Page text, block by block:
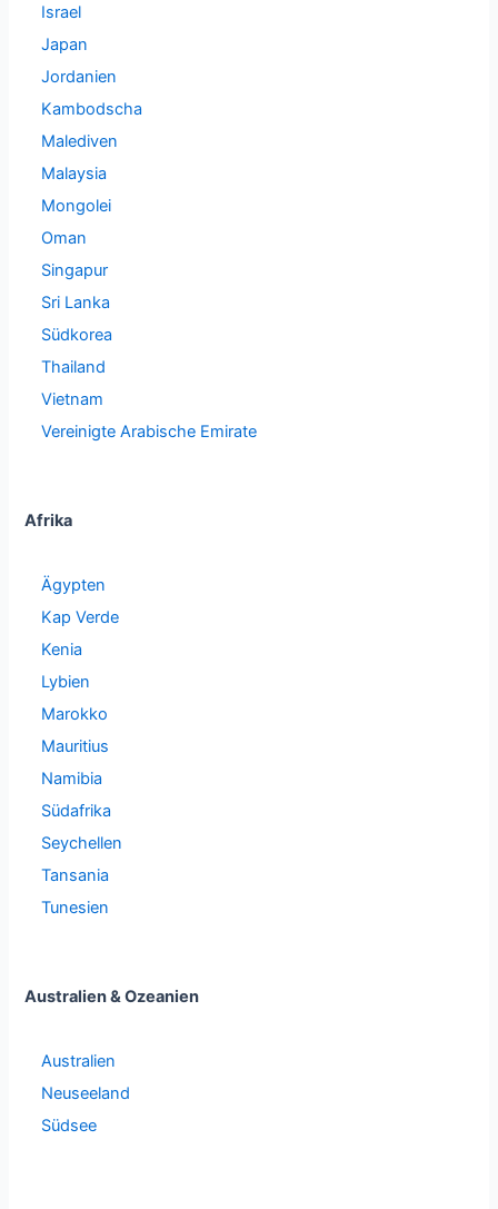
Israel
Japan
Jordanien
Kambodscha
Malediven
Malaysia
Mongolei
Oman
Singapur
Sri Lanka
Südkorea
Thailand
Vietnam
Vereinigte Arabische Emirate
Afrika
Ägypten
Kap Verde
Kenia
Lybien
Marokko
Mauritius
Namibia
Südafrika
Seychellen
Tansania
Tunesien
Australien & Ozeanien
Australien
Neuseeland
Südsee